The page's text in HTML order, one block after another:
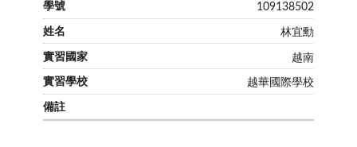
優秀表現
活動照片
自編教材
109138502
林宜勳
越南
越華國際學校